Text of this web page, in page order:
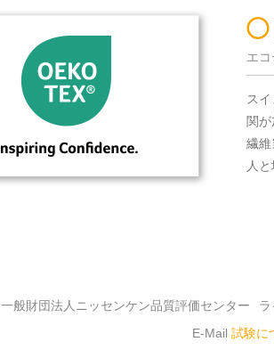
エ
ス
関
繊
人
一般財団法人ニッセンケン品質評価センター
E-Mail 試験に